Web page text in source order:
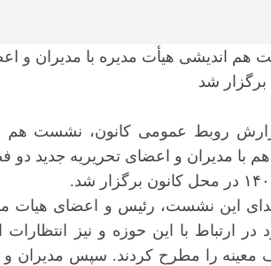
هم اندیشی هیأت مدیره با مدیران و
برگزار شد
روبط عمومی کانون، نشست هم
این نشست، رئیس و اعضای هیات
در ارتباط با این حوزه و نیز
معینه را مطرح کردند. سپس مدیران و